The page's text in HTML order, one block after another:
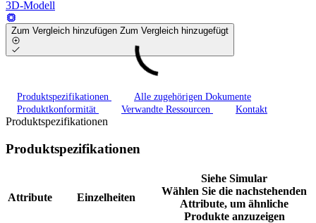
3D-Modell
Zum Vergleich hinzufügen Zum Vergleich hinzugefügt
Produktspezifikationen
Alle zugehörigen Dokumente
Produktkonformität
Verwandte Ressourcen Kontakt
Produktspezifikationen
Produktspezifikationen
Attribute Einzelheiten
Siehe Simular
Wählen Sie die nachstehenden
Attribute, um ähnliche
Produkte anzuzeigen